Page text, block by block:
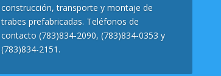
construcción, transporte y montaje de
trabes prefabricadas. Teléfonos de
contacto (783)834-2090, (783)834-0353 y
(783)834-2151.